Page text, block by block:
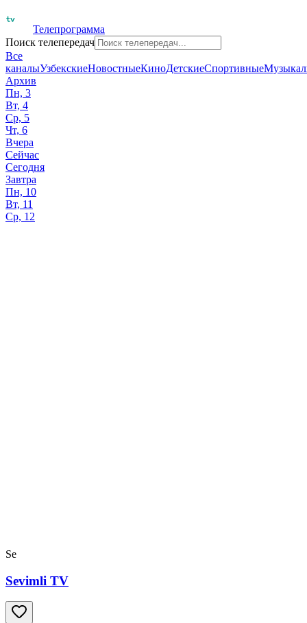
Телепрограмма
Поиск телепередач
Все
каналыУзбекскиеНовостныеКиноДетскиеСпортивные
Архив
Пн, 3
Вт, 4
Ср, 5
Чт, 6
Вчера
Сейчас
Сегодня
Завтра
Пн, 10
Вт, 11
Ср, 12
Se
Sevimli TV